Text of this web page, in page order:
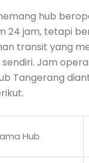
hub
24 jam, tetapi
transit yang
Jam
Tangerang
Hub